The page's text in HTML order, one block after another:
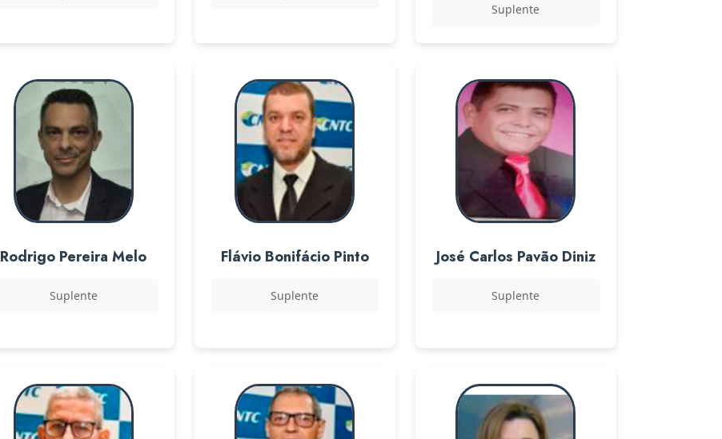
Suplente
Rodrigo Pereira Melo
Suplente
Flávio Bonifácio Pinto
Suplente
José Carlos Pavão Diniz
Suplente